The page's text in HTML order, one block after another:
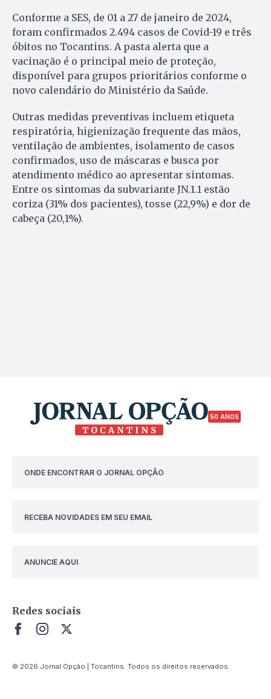
Conforme a SES, de 01 a 27 de janeiro de 2024,
foram confirmados 2.494 casos de Covid-19 e três
óbitos no Tocantins. A pasta alerta que a
vacinação é o principal meio de proteção,
disponível para grupos prioritários conforme o
novo calendário do Ministério da Saúde.
Outras medidas preventivas incluem etiqueta
respiratória, higienização frequente das mãos,
ventilação de ambientes, isolamento de casos
confirmados, uso de máscaras e busca por
atendimento médico ao apresentar sintomas.
Entre os sintomas da subvariante JN.1.1 estão
coriza (31% dos pacientes), tosse (22,9%) e dor de
cabeça (20,1%).
50 ANOS
ONDE ENCONTRAR O JORNAL OPÇÃO
RECEBA NOVIDADES EM SEU EMAIL
ANUNCIE AQUI
Redes sociais
© 2026 Jornal Opção | Tocantins. Todos os direitos reservados.